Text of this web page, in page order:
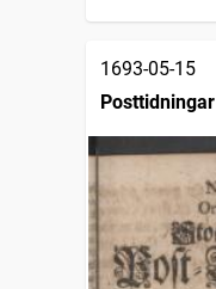
1693-05-15
Posttidningar